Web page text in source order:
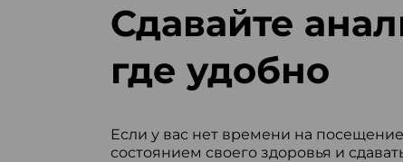
Сдавайте
где удобно
Если у вас нет времени на
состоянием своего здоровья и